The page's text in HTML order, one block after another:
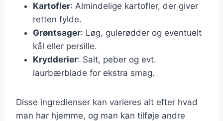
Kartofler: Almindelige kartofler, der giver
retten fylde.
Grøntsager: Løg, gulerødder og eventuelt
kål eller persille.
Krydderier: Salt, peber og evt.
laurbærblade for ekstra smag.
Disse ingredienser kan varieres alt efter hvad
man har hjemme, og man kan tilføje andre